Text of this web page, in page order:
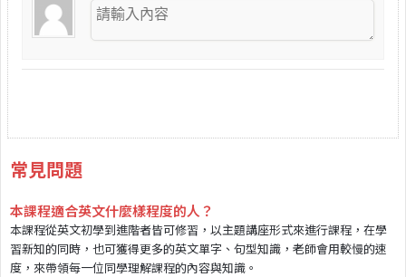
常見問題
本課程適合英文什麼樣程度的人？
本課程從英文初學到進階者皆可修習，以主題講座形式來進行課程，在學
習新知的同時，也可獲得更多的英文單字、句型知識，老師會用較慢的速
度，來帶領每一位同學理解課程的內容與知識。